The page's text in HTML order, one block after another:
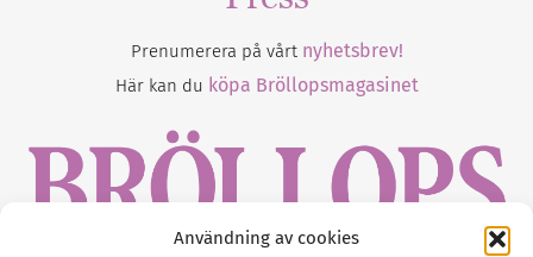
Användning av cookies
Prenumerera på vårt nyhetsbrev!
Här kan du köpa Bröllopsmagasinet